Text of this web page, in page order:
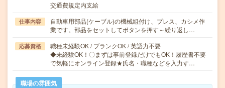
交通費規定内支給
仕事内容
自動車用部品(ケーブル)の機械組付け、プレス、カシメ作
業です。部品をセットしてボタンを押す～繰り返し…
応募資格
職種未経験OK / ブランクOK / 英語力不要
◆未経験OK！〇まずは事前登録だけでもOK！履歴書不要
で気軽にオンライン登録★氏名・職種などを入力す…
職場の雰囲気